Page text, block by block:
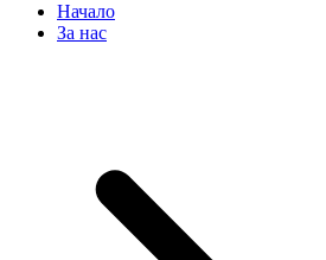
Начало
За нас